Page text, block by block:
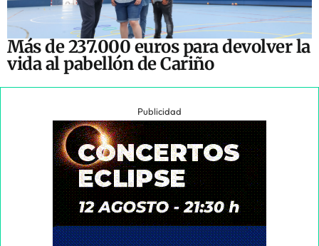
Más de 237.000 euros para devolver la
vida al pabellón de Cariño
Publicidad